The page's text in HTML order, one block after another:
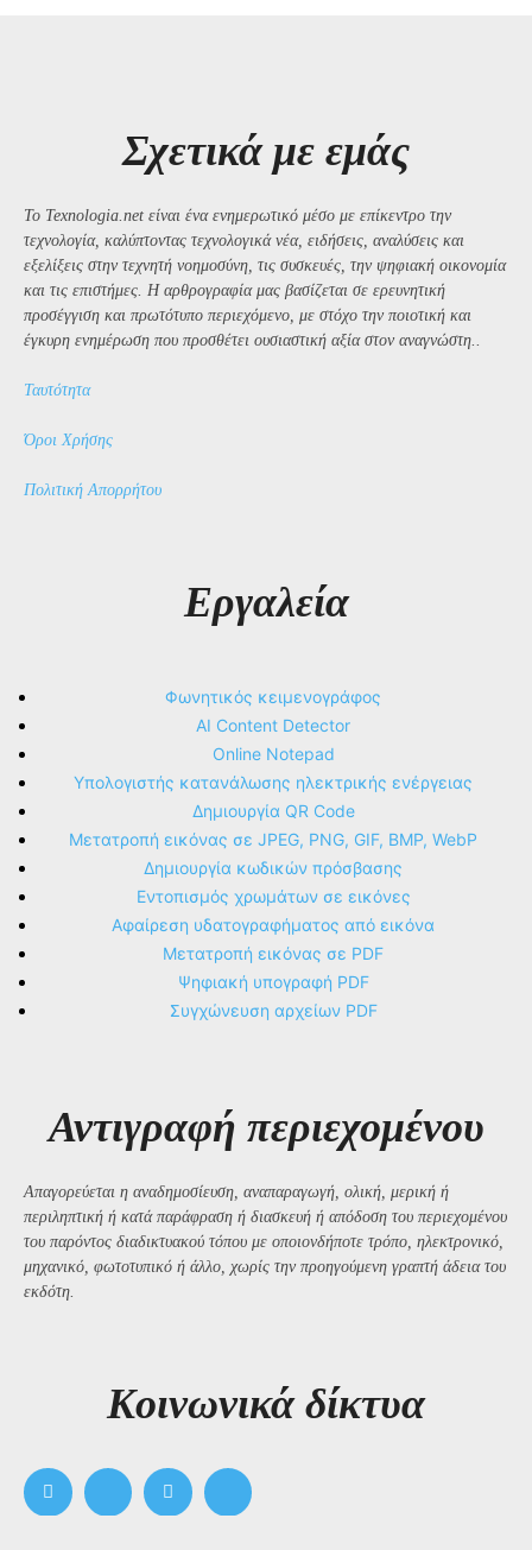
Σχετικά με εμάς
Το Texnologia.net είναι ένα ενημερωτικό μέσο με επίκεντρο την
τεχνολογία, καλύπτοντας τεχνολογικά νέα, ειδήσεις, αναλύσεις και
εξελίξεις στην τεχνητή νοημοσύνη, τις συσκευές, την ψηφιακή οικονομία
και τις επιστήμες. Η αρθρογραφία μας βασίζεται σε ερευνητική
προσέγγιση και πρωτότυπο περιεχόμενο, με στόχο την ποιοτική και
έγκυρη ενημέρωση που προσθέτει ουσιαστική αξία στον αναγνώστη..
Ταυτότητα
Όροι Χρήσης
Πολιτική Απορρήτου
Εργαλεία
Φωνητικός κειμενογράφος
AI Content Detector
Online Notepad
Υπολογιστής κατανάλωσης ηλεκτρικής ενέργειας
Δημιουργία QR Code
Μετατροπή εικόνας σε JPEG, PNG, GIF, BMP, WebP
Δημιουργία κωδικών πρόσβασης
Εντοπισμός χρωμάτων σε εικόνες
Αφαίρεση υδατογραφήματος από εικόνα
Μετατροπή εικόνας σε PDF
Ψηφιακή υπογραφή PDF
Συγχώνευση αρχείων PDF
Αντιγραφή περιεχομένου
Απαγορεύεται η αναδημοσίευση, αναπαραγωγή, ολική, μερική ή
περιληπτική ή κατά παράφραση ή διασκευή ή απόδοση του περιεχομένου
του παρόντος διαδικτυακού τόπου με οποιονδήποτε τρόπο, ηλεκτρονικό,
μηχανικό, φωτοτυπικό ή άλλο, χωρίς την προηγούμενη γραπτή άδεια του
εκδότη.
Kοινωνικά δίκτυα